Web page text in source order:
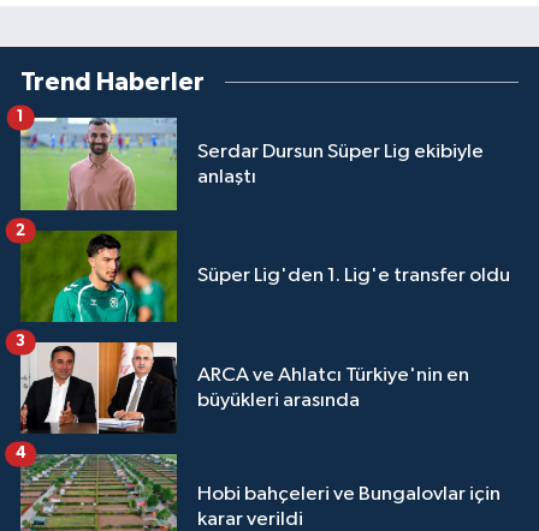
Trend Haberler
Serdar Dursun Süper Lig ekibiyle
anlaştı
Süper Lig'den 1. Lig'e transfer oldu
2
ARCA ve Ahlatcı Türkiye'nin en
büyükleri arasında
3
Hobi bahçeleri ve Bungalovlar için
karar verildi
4